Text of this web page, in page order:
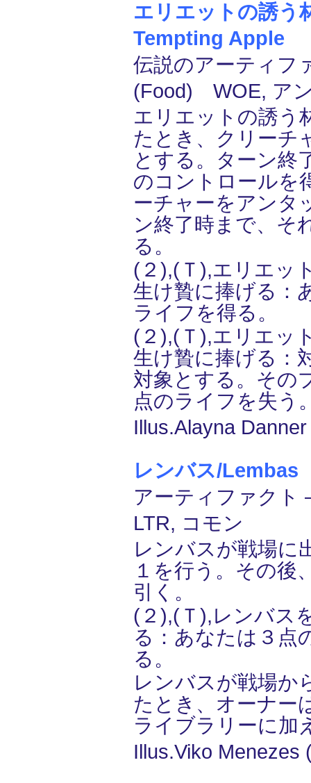
エリエットの誘う
Tempting Apple
伝説のアーティフ
(Food) WOE, ア
エリエットの誘う
たとき、クリーチ
とする。ターン終
のコントロールを
ーチャーをアンタ
ン終了時まで、そ
る。
(２),(Ｔ),エリエッ
生け贄に捧げる：
ライフを得る。
(２),(Ｔ),エリエッ
生け贄に捧げる：
対象とする。その
点のライフを失う
Illus.Alayna
レンバス/Lembas
アーティファク
LTR, コモン
レンバスが戦場に
１を行う。その後
引く。
(２),(Ｔ),レンバス
る：あなたは３点
る。
レンバスが戦場か
たとき、オーナー
ライブラリーに加
Illus.Viko Menezes